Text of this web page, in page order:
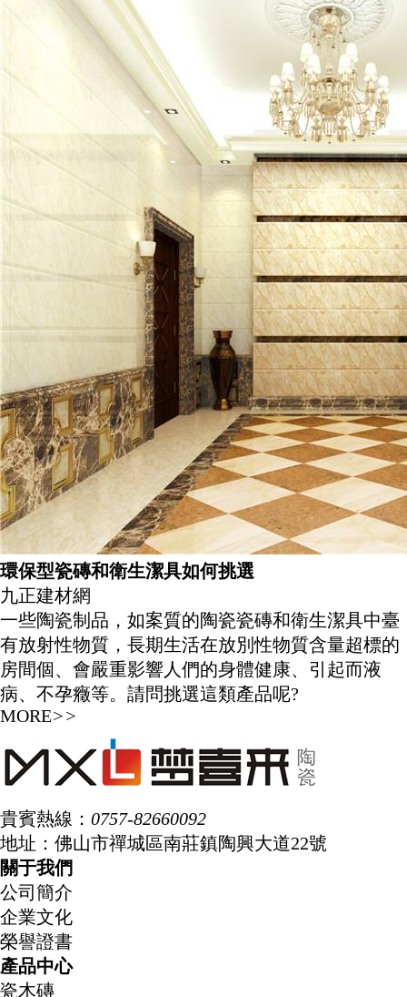
環保型瓷磚和衛生潔具如何挑選
九正建材網
一些陶瓷制品，如案質的陶瓷瓷磚和衛生潔具中臺
有放射性物質，長期生活在放別性物質含量超標的
房間個、會嚴重影響人們的身體健康、引起而液
病、不孕癥等。請問挑選這類產品呢?
MORE>>
貴賓熱線： 0757-82660092
地址：佛山市禪城區南莊鎮陶興大道22號
關于我們
公司簡介
企業文化
榮譽證書
產品中心
瓷木磚